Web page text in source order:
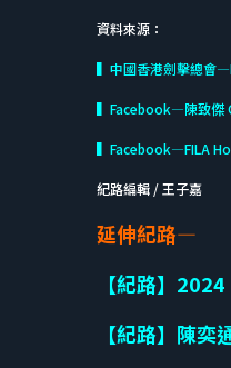
資料來源：
▍中國香港劍擊總會
▍Facebook—陳致傑
▍Facebook—FILA
紀路編輯 / 王子嘉
延伸紀路—
【紀路】
【紀路】陳